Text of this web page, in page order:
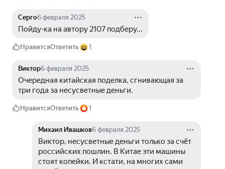
Серго6 февраля 2025
Пойду-ка на автору 2107 подберу...
НравитсяОтветить 1
Виктор6 февраля 2025
Очередная китайская поделка, сгнивающая за
три года за несусветные деньги.
НравитсяОтветить 1
Михаил Ивашков6 февраля 2025
Виктор, несусветные деньги только за счёт
российских пошлин. В Китае эти машины
стоят копейки. И кстати, на многих сами